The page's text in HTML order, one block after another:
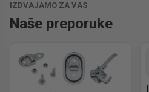
IZDVAJAMO ZA VAS
Naše preporuke